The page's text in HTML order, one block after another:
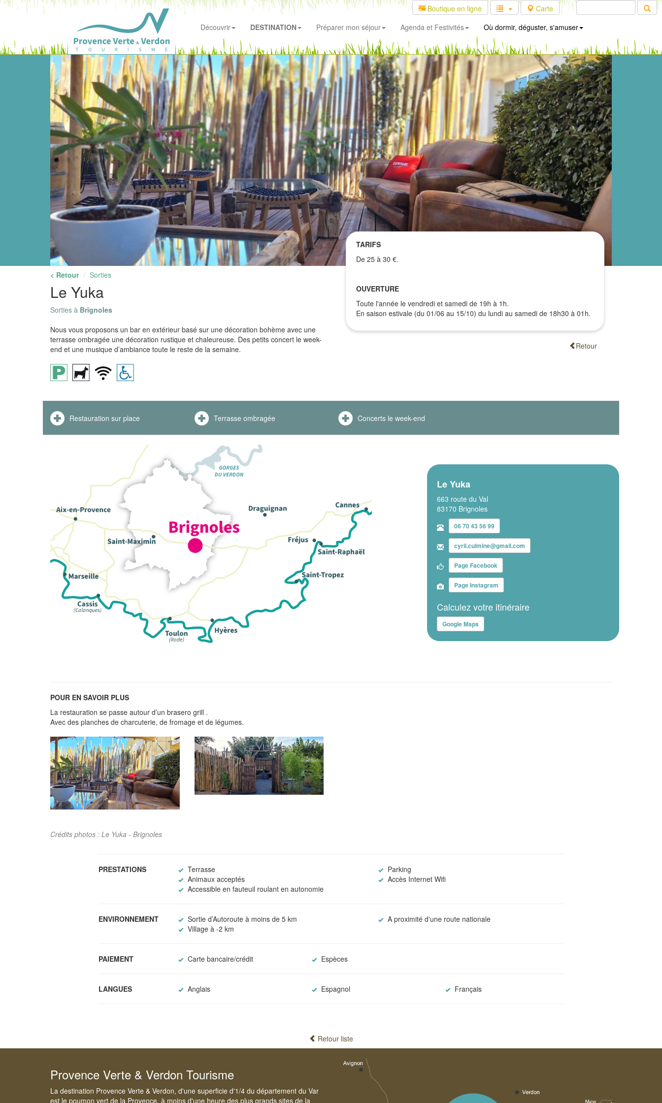
Boutique en ligne
Carte
Découvrir
DESTINATION Préparer mon séjour Agenda et Festivités Où dormir, déguster, s'amuser
< Retour Sorties
Le Yuka
Sorties à Brignoles
Nous vous proposons un bar en extérieur basé sur une décoration bohème avec une
terrasse ombragée une décoration rustique et chaleureuse. Des petits concert le week-
end et une musique d’ambiance toute le reste de la semaine.
TARIFS
De 25 à 30 €.
OUVERTURE
Toute l'année le vendredi et samedi de 19h à 1h.
En saison estivale (du 01/06 au 15/10) du lundi au samedi de 18h30 à 01h.
Retour
Restauration sur place Terrasse ombragée Concerts le week-end
Le Yuka
663 route du Val
83170 Brignoles
06 70 43 56 99
cyril.culmine@gmail.com
Page Facebook
Page Instagram
Calculez votre itinéraire
Google Maps
POUR EN SAVOIR PLUS
La restauration se passe autour d’un brasero grill .
Avec des planches de charcuterie, de fromage et de légumes.
Crédits photos : Le Yuka - Brignoles
PRESTATIONS Terrasse
Parking
Animaux acceptés
Accès Internet Wifi
Accessible en fauteuil roulant en autonomie
ENVIRONNEMENT Sortie d’Autoroute à moins de 5 km
A proximité d'une route nationale
Village à -2 km
PAIEMENT Carte bancaire/crédit Espèces
LANGUES Anglais Espagnol Français
Retour liste
Provence Verte & Verdon Tourisme
La destination Provence Verte & Verdon, d'une superficie d'1/4 du département du Var
est le poumon vert de la Provence, à moins d'une heure des plus grands sites de la